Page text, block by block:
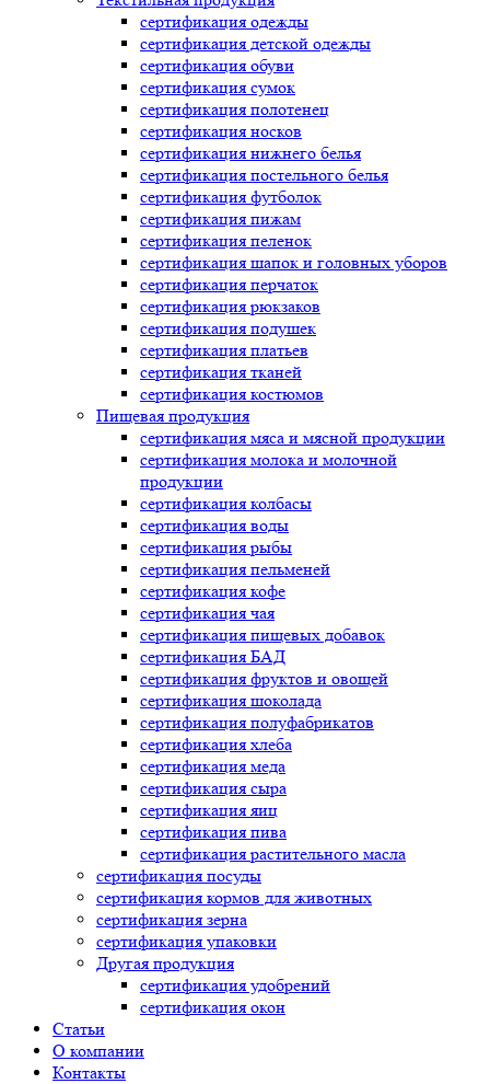
сертификация одежды
сертификация детской одежды
сертификация обуви
сертификация сумок
сертификация полотенец
сертификация носков
сертификация нижнего белья
сертификация постельного белья
сертификация футболок
сертификация пижам
сертификация пеленок
сертификация шапок и головных уборов
сертификация перчаток
сертификация рюкзаков
сертификация подушек
сертификация платьев
сертификация тканей
сертификация костюмов
Пищевая продукция
сертификация мяса и мясной продукции
сертификация молока и молочной
продукции
сертификация колбасы
сертификация воды
сертификация рыбы
сертификация пельменей
сертификация кофе
сертификация чая
сертификация пищевых добавок
сертификация БАД
сертификация фруктов и овощей
сертификация шоколада
сертификация полуфабрикатов
сертификация хлеба
сертификация меда
сертификация сыра
сертификация яиц
сертификация пива
сертификация растительного масла
сертификация посуды
сертификация кормов для животных
сертификация зерна
сертификация упаковки
Другая продукция
сертификация удобрений
сертификация окон
Статьи
О компании
Контакты